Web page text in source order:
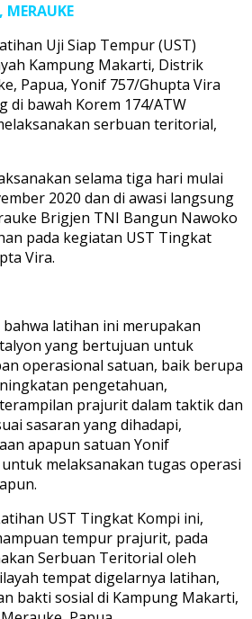
Uji Siap Tempur (UST)
Kampung Makarti, Distrik
Papua, Yonif 757/Ghupta Vira
di bawah Korem 174/ATW
serbuan teritorial,
selama tiga hari mulai
2020 dan di awasi langsung
Brigjen TNI Bangun Nawoko
pada kegiatan UST Tingkat
Vira.
latihan ini merupakan
yang bertujuan untuk
operasional satuan, baik berupa
pengetahuan,
prajurit dalam taktik dan
sasaran yang dihadapi,
apapun satuan Yonif
melaksanakan tugas operasi
UST Tingkat Kompi ini,
tempur prajurit, pada
Serbuan Teritorial oleh
tempat digelarnya latihan,
bakti sosial di Kampung Makarti,